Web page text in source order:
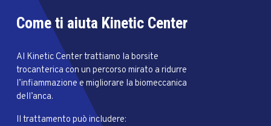
Come ti aiuta Kinetic Center
Al Kinetic Center trattiamo la borsite
trocanterica con un percorso mirato a ridurre
l’infiammazione e migliorare la biomeccanica
dell’anca.
Il trattamento può includere: